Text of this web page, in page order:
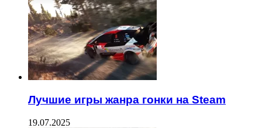
Лучшие игры жанра гонки на Steam
19.07.2025